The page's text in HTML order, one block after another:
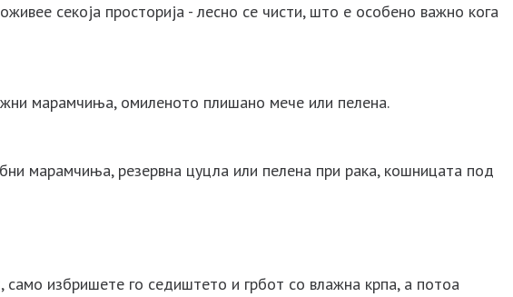
секоја просторија - лесно се чисти, што е особено важно кога
марамчиња, омиленото плишано мече или пелена.
марамчиња, резервна цуцла или пелена при рака, кошницата под
избришете го седиштето и грбот со влажна крпа, а потоа